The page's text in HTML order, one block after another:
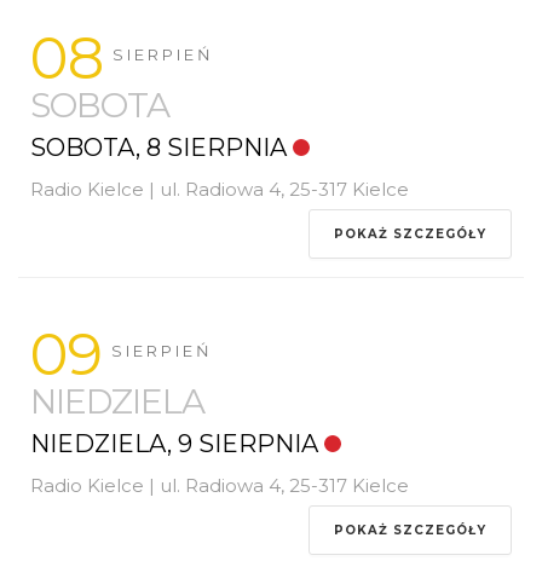
08 SIERPIEŃ
SOBOTA
SOBOTA, 8 SIERPNIA
Radio Kielce | ul. Radiowa 4, 25-317 Kielce
POKAŻ SZCZEGÓŁY
09 SIERPIEŃ
NIEDZIELA
NIEDZIELA, 9 SIERPNIA
Radio Kielce | ul. Radiowa 4, 25-317 Kielce
POKAŻ SZCZEGÓŁY